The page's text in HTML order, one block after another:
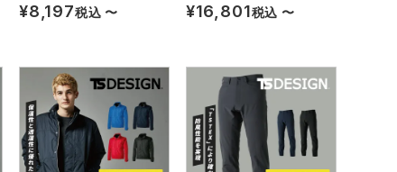
¥8,197税込 〜 ¥16,801税込 〜